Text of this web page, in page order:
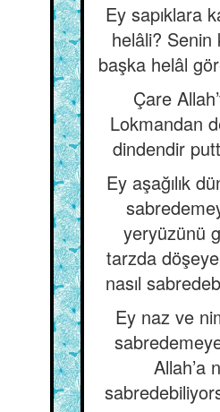
Ey sapıklara
helâli? Senin
başka helâl
Çare
Lokmandan
dindendir
Ey aşağılık
yeryüzünü
tarzda
nasıl
Ey naz ve
Allah’a